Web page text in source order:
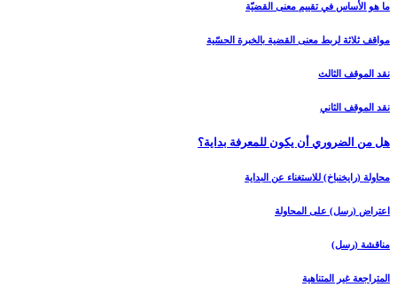
ما هو الأساس في تقييم معنى القضيّة
مواقف ثلاثة لربط معنى القضية بالخبرة الحسّية
نقد الموقف الثالث
نقد الموقف الثاني
هل من الضروري أن يكون للمعرفة بداية؟
محاولة (رايخنباخ‏) للاستغناء عن البداية
اعتراض (رسل) على المحاولة
مناقشة (رسل)
المتراجعة غير المتناهية